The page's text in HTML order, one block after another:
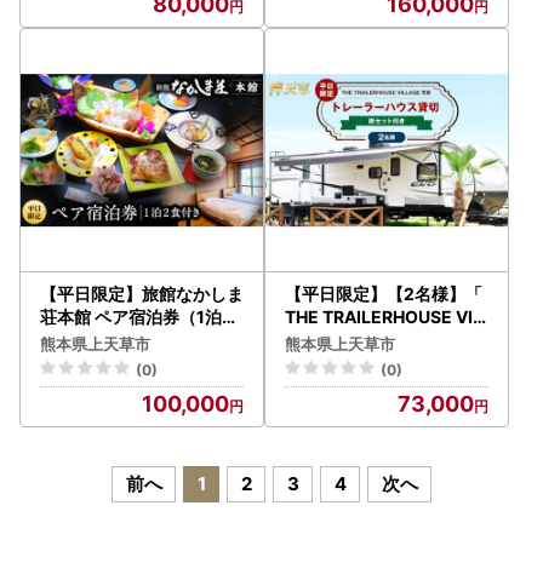
【平日限定】旅館なかしま
荘本館 ペア宿泊券（1泊2
食付き）宿泊チケット
熊本県上天草市
(0)
100,000
【平日限定】【2名様】「
THE TRAILERHOUSE VIL
LAGE 天草」トレーラーハ
ウス 貸切 （炭セット付き
） 宿泊チケット 1泊 宿泊
熊本県上天草市
(0)
73,000
前へ 1 2 3 4 次へ